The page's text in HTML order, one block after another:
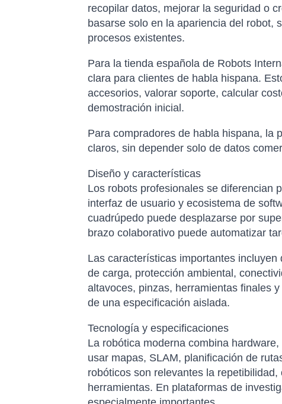
recopilar datos, mejorar la seguridad o
basarse solo en la apariencia del robot,
procesos existentes.
Para la tienda española de Robots
clara para clientes de habla hispana.
accesorios, valorar soporte, calcular
demostración inicial.
Para compradores de habla hispana, la
claros, sin depender solo de datos
Diseño y características
Los robots profesionales se diferencian
interfaz de usuario y ecosistema de
cuadrúpedo puede desplazarse por
brazo colaborativo puede automatizar
Las características importantes
de carga, protección ambiental,
altavoces, pinzas, herramientas finales
de una especificación aislada.
Tecnología y especificaciones
La robótica moderna combina
usar mapas, SLAM, planificación de
robóticos son relevantes la
herramientas. En plataformas de